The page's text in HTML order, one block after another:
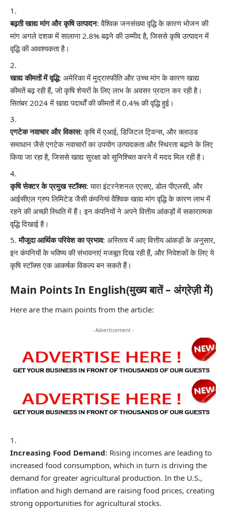
बढ़ती खाद्य मांग और कृषि उत्पादन: वैश्विक जनसंख्या वृद्धि के कारण भोजन की
मांग अगले दशक में सालाना 2.8% बढ़ने की उम्मीद है, जिससे कृषि उत्पादन में
वृद्धि की आवश्यकता है।
खाद्य कीमतों में वृद्धि: अमेरिका में मुद्रास्फीति और उच्च मांग के कारण खाद्य
कीमतें बढ़ रही हैं, जो कृषि शेयरों के लिए लाभ के अवसर प्रदान कर रही है।
सितंबर 2024 में खाद्य पदार्थों की कीमतों में 0.4% की वृद्धि हुई।
एगटेक नवाचार और विकास: कृषि में एआई, डिजिटल ट्विन्स, और क्लाउड
समाधान जैसे एगटेक नवाचारों का उपयोग उत्पादकता और स्थिरता बढ़ाने के लिए
किया जा रहा है, जिससे खाद्य सुरक्षा को सुनिश्चित करने में मदद मिल रही है।
कृषि सेक्टर के प्रमुख स्टॉक्स: यारा इंटरनेशनल एएसए, डोल पीएलसी, और
आईसीएल ग्रुप लिमिटेड जैसी कंपनियां वैश्विक खाद्य मांग वृद्धि के कारण लाभ में
रहने की अच्छी स्थिति में हैं। इन कंपनियों ने अपने वित्तीय आंकड़ों में सकारात्मक
वृद्धि दिखाई है।
मौजूदा आर्थिक परिवेश का प्रभाव: अस्तित्व में आए वित्तीय आंकड़ों के अनुसार,
इन कंपनियों के भविष्य की संभावनाएं मजबूत दिख रही हैं, और निवेशकों के लिए ये
कृषि स्टॉक्स एक आकर्षक विकल्प बन सकते हैं।
Main Points In English(मुख्य बातें – अंग्रेज़ी में)
Here are the main points from the article:
- Advertisement -
Increasing Food Demand: Rising incomes are leading to
increased food consumption, which in turn is driving the
demand for greater agricultural production. In the U.S.,
inflation and high demand are raising food prices, creating
strong opportunities for agricultural stocks.